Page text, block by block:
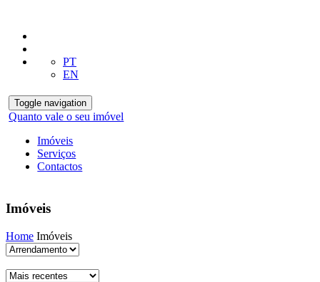
PT
EN
Toggle navigation
Quanto vale o seu imóvel
Imóveis
Serviços
Contactos
Imóveis
Home Imóveis